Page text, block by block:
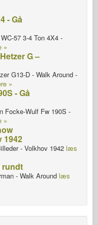
- Gå
57 3-4 Ton 4X4 -
»
G –
G13-D - Walk Around -
»
- Gå
Focke-Wulf Fw 190S -
»
1942
- Volkhov 1942 læs
rundt
- Walk Around læs